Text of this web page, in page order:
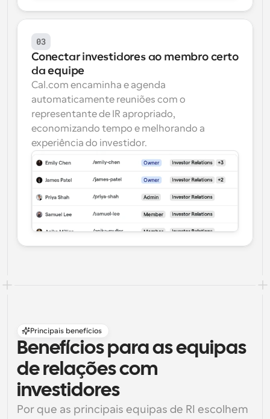
03
Conectar investidores ao membro certo
da equipe
Cal.com encaminha e agenda
automaticamente reuniões com o
representante de IR apropriado,
economizando tempo e melhorando a
experiência do investidor.
Principais benefícios
Benefícios para as equipas
de relações com
investidores
Por que as principais equipas de RI escolhem